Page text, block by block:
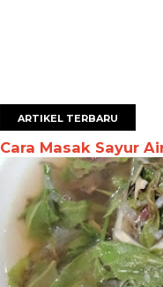
ARTIKEL TERBARU
Cara Masak Sayur